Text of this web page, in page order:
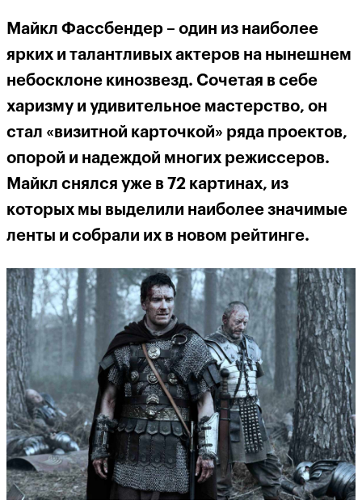
Майкл Фассбендер – один из наиболее
ярких и талантливых актеров на нынешнем
небосклоне кинозвезд. Сочетая в себе
харизму и удивительное мастерство, он
стал «визитной карточкой» ряда проектов,
опорой и надеждой многих режиссеров.
Майкл снялся уже в 72 картинах, из
которых мы выделили наиболее значимые
ленты и собрали их в новом рейтинге.